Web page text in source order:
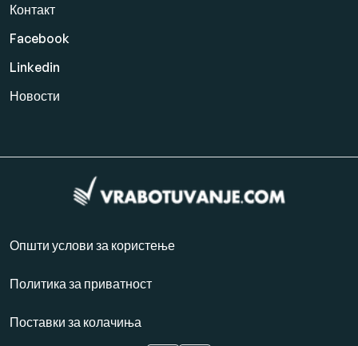
Контакт
Facebook
Linkedin
Новости
Општи услови за користење
Политика за приватност
Поставки за колачиња